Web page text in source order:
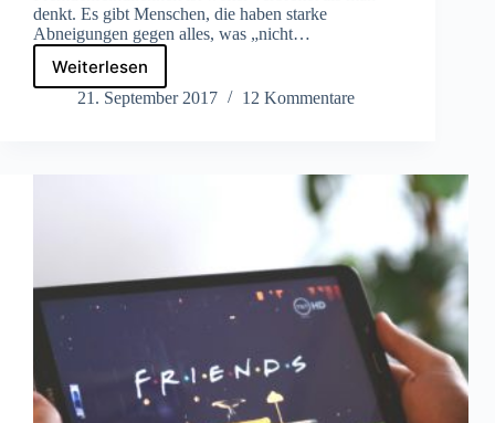
denkt. Es gibt Menschen, die haben starke
Abneigungen gegen alles, was „nicht…
Weiterlesen
Nutzt
eure
21. September 2017 12 Kommentare